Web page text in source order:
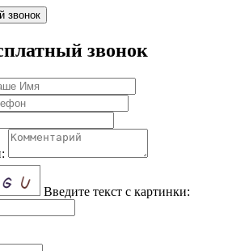
звонок
звонок
Введите текст с картинки: